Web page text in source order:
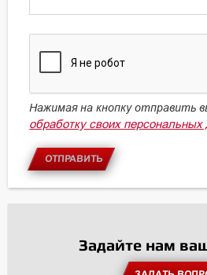
Нажимая на кнопку отправить
обработку своих
ОТПРАВИТЬ
Задайте нам